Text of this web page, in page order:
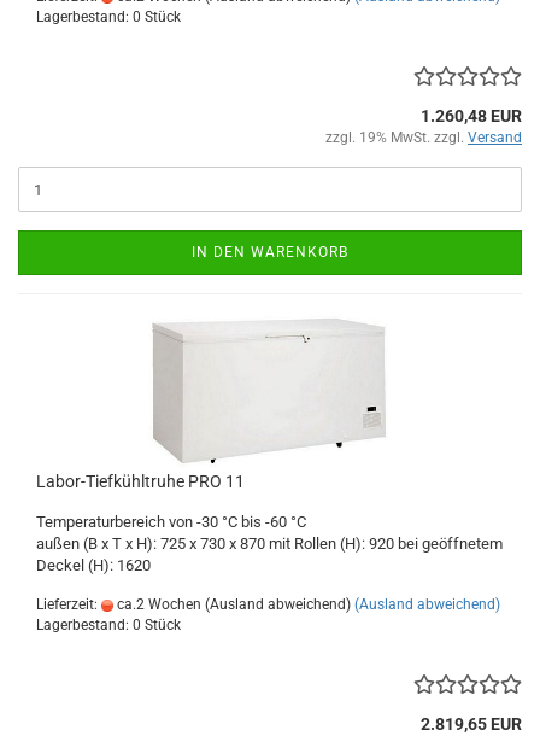
Lagerbestand: 0 Stück
1.260,48 EUR
zzgl. 19% MwSt. zzgl. Versand
IN DEN WARENKORB
Labor-Tiefkühltruhe PRO 11
Temperaturbereich von -30 °C bis -60 °C
außen (B x T x H): 725 x 730 x 870 mit Rollen (H): 920 bei geöffnetem
Deckel (H): 1620
Lieferzeit: ca.2 Wochen (Ausland abweichend) (Ausland abweichend)
Lagerbestand: 0 Stück
2.819,65 EUR